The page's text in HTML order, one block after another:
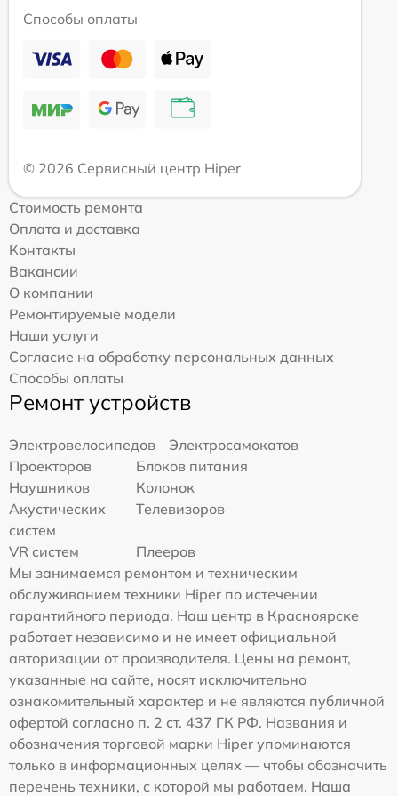
Способы оплаты
© 2026 Сервисный центр Hiper
Стоимость ремонта
Оплата и доставка
Контакты
Вакансии
О компании
Ремонтируемые модели
Наши услуги
Согласие на обработку персональных данных
Способы оплаты
Ремонт устройств
Электровелосипедов
Электросамокатов
Проекторов
Блоков питания
Наушников
Колонок
Акустических
систем
Телевизоров
VR систем
Плееров
Мы занимаемся ремонтом и техническим
обслуживанием техники Hiper по истечении
гарантийного периода. Наш центр в Красноярске
работает независимо и не имеет официальной
авторизации от производителя. Цены на ремонт,
указанные на сайте, носят исключительно
ознакомительный характер и не являются публичной
офертой согласно п. 2 ст. 437 ГК РФ. Названия и
обозначения торговой марки Hiper упоминаются
только в информационных целях — чтобы обозначить
перечень техники, с которой мы работаем. Наша